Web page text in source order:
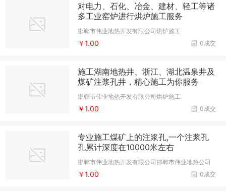
对电力、石化、冶金、建材、轻工等诸
多工业窑炉进行烘炉施工服务
邯郸市伟业地热开发有限公司烘炉施工
0成交
￥1.00
施工湖南地热井、浙江、湖北温泉井及
煤矿注浆孔井，精心施工为你服务
邯郸市伟业地热开发有限公司烘炉施工
0成交
￥1.00
专业施工煤矿上的注浆孔,一个注浆孔
孔累计深度在10000米左右
邯郸市伟业地热开发有限公司邯郸市伟业地热公司
0成交
￥1.00